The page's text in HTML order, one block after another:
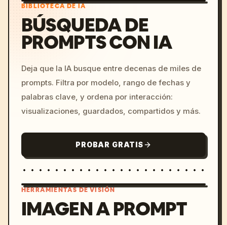
BIBLIOTECA DE IA
BÚSQUEDA DE
PROMPTS CON IA
Deja que la IA busque entre decenas de miles de
prompts. Filtra por modelo, rango de fechas y
palabras clave, y ordena por interacción:
visualizaciones, guardados, compartidos y más.
PROBAR GRATIS
HERRAMIENTAS DE VISIÓN
IMAGEN A PROMPT